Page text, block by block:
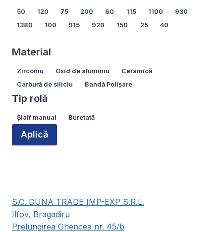
Lățime
50 120 75 200 60 115 1100
930
1380
100 915 920 150 25 40
Material
Material
Zirconiu Oxid de aluminiu
Ceramică
Carbură de siliciu
Bandă Polișare
Tip rolă
Tip
rolă
Șlaif manual Buretată
Aplică
S.C. DUNA TRADE IMP-EXP S.R.L.
Ilfov, Bragadiru
Prelungirea Ghencea nr. 45/b